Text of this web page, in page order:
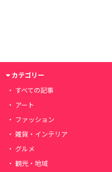
カテゴリー
すべての記事
アート
ファッション
雑貨・インテリア
グルメ
観光・地域